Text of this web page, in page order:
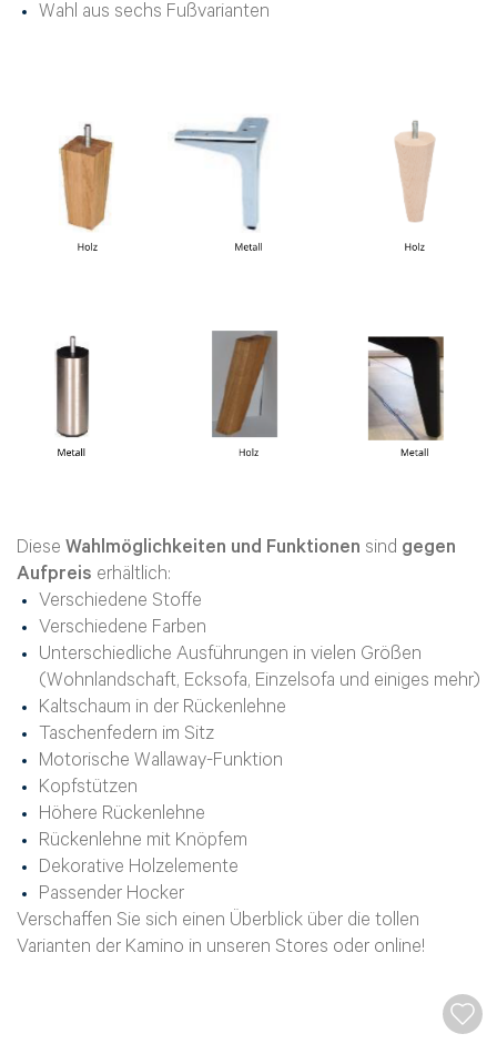
Wahl aus sechs Fußvarianten
Diese Wahlmöglichkeiten und Funktionen sind gegen
Aufpreis erhältlich:
Verschiedene Stoffe
Verschiedene Farben
Unterschiedliche Ausführungen in vielen Größen
(Wohnlandschaft, Ecksofa, Einzelsofa und einiges mehr)
Kaltschaum in der Rückenlehne
Taschenfedern im Sitz
Motorische Wallaway-Funktion
Kopfstützen
Höhere Rückenlehne
Rückenlehne mit Knöpfem
Dekorative Holzelemente
Passender Hocker
Verschaffen Sie sich einen Überblick über die tollen
Varianten der Kamino in unseren Stores oder online!